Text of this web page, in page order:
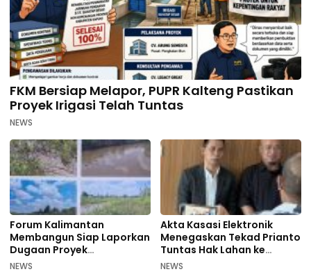
FKM Bersiap Melapor, PUPR Kalteng Pastikan
Proyek Irigasi Telah Tuntas
NEWS
Forum Kalimantan
Membangun Siap Laporkan
Dugaan Proyek
Bermasalah PUPR Kalteng
NEWS
Akta Kasasi Elektronik
Menegaskan Tekad Prianto
Tuntas Hak Lahan ke
Mahkamah Agung
NEWS